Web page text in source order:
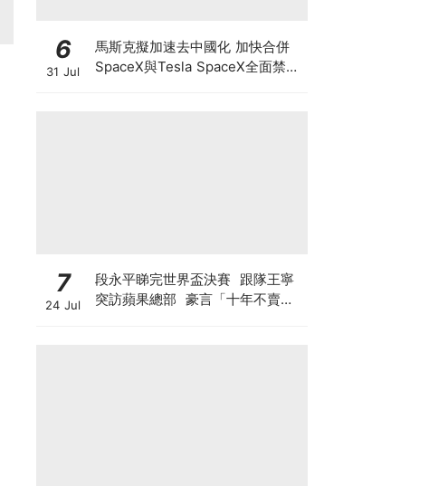
6
31 Jul
馬斯克擬加速去中國化 加快合併
SpaceX與Tesla SpaceX全面禁止
7
24 Jul
段永平睇完世界盃決賽 跟隊王寧
突訪蘋果總部 豪言「十年不賣泡